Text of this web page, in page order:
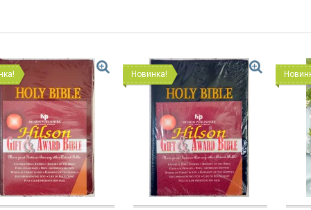
Новинка! Новинка!